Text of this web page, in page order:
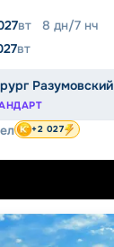
вт 8 дн/7 нч
вт
Разумовский
+2 027